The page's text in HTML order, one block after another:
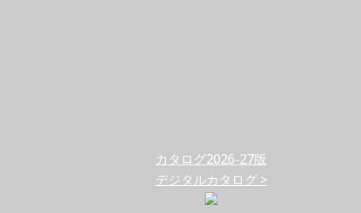
カタログ2026-27版
デジタルカタログ >